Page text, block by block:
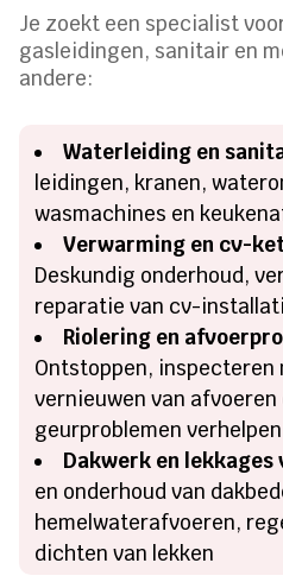
Je zoekt een specialist
gasleidingen, sanitair en
andere:
Waterleiding en
leidingen, kranen,
wasmachines en
Verwarming en cv-
Deskundig onderhoud,
reparatie van cv-
Riolering en
Ontstoppen, inspecteren
vernieuwen van afvoeren
geurproblemen verhelpen
Dakwerk en lekkages
en onderhoud van
hemelwaterafvoeren,
dichten van lekken